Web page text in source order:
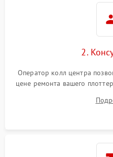
2.
Оператор колл центра
цене ремонта вашего